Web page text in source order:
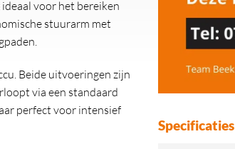
voor het bereiken
stuurarm met
Beide uitvoeringen zijn
via een standaard
perfect voor intensief
Specificaties